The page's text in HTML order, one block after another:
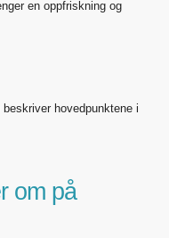
en oppfriskning og
hovedpunktene i
om på